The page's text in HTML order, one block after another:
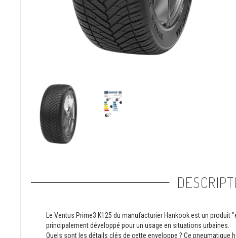
Le Ventus Prime3 K125 du manufacturier Hankook est un
principalement développé pour un usage en situations urbaines.
Quels sont les détails clés de cette enveloppe ? Ce